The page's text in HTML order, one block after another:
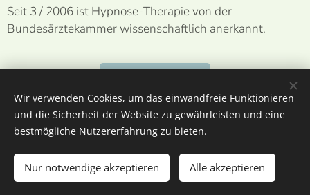
Seit 3 / 2006 ist Hypnose-Therapie von der
Bundesärztekammer wissenschaftlich anerkannt.
H-P-A-GSCHWERIN
Datenschutz
Cookies
Wir verwenden Cookies, um das einwandfreie Funktionieren
und die Sicherheit der Website zu gewährleisten und eine
bestmögliche Nutzererfahrung zu bieten.
Nur notwendige akzeptieren Alle akzeptieren